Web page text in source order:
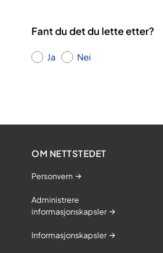
Fant du det du lette etter?
Ja Nei
OM NETTSTEDET
Personvern
Administrere
informasjonskapsler
Informasjonskapsler